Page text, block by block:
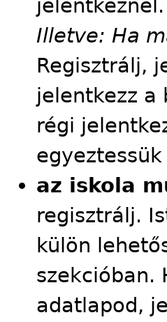
jelentkeznél.
Illetve: Ha
Regisztrálj,
jelentkezz a
régi
az iskola
regisztrálj.
külön
szekcióban.
adatlapod,